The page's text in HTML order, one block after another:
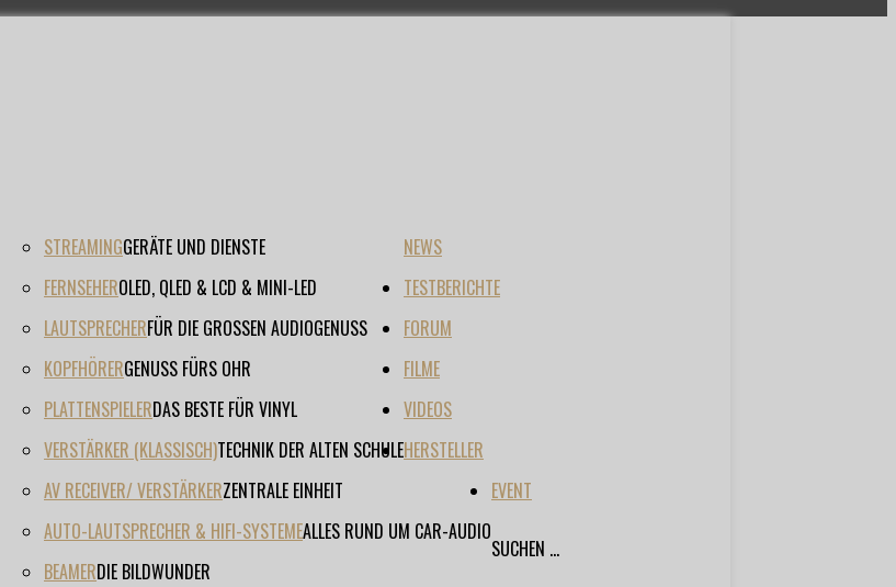
NEWS
STREAMINGGERÄTE UND DIENSTE
FERNSEHEROLED, QLED & LCD & MINI-LED
LAUTSPRECHERFÜR DIE GROSSEN AUDIOGENUSS
KOPFHÖRERGENUSS FÜRS OHR
PLATTENSPIELERDAS BESTE FÜR VINYL
VERSTÄRKER (KLASSISCH)TECHNIK DER ALTEN SCHULE
TESTBERICHTE
AV RECEIVER/ VERSTÄRKERZENTRALE EINHEIT
AUTO-LAUTSPRECHER & HIFI-SYSTEMEALLES RUND UM CAR-AUDIO
BEAMERDIE BILDWUNDER
FORUM
FILME
VIDEOS
HERSTELLER
EVENT
SUCHEN ...